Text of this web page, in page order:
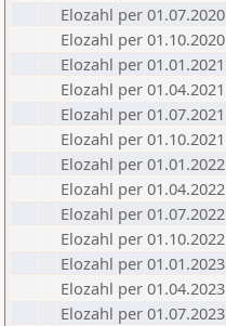
Elozahl per 01.07.2020
Elozahl per 01.10.2020
Elozahl per 01.01.2021
Elozahl per 01.04.2021
Elozahl per 01.07.2021
Elozahl per 01.10.2021
Elozahl per 01.01.2022
Elozahl per 01.04.2022
Elozahl per 01.07.2022
Elozahl per 01.10.2022
Elozahl per 01.01.2023
Elozahl per 01.04.2023
Elozahl per 01.07.2023